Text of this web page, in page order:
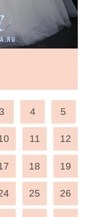
3 4 5
11 12
18 19
25 26